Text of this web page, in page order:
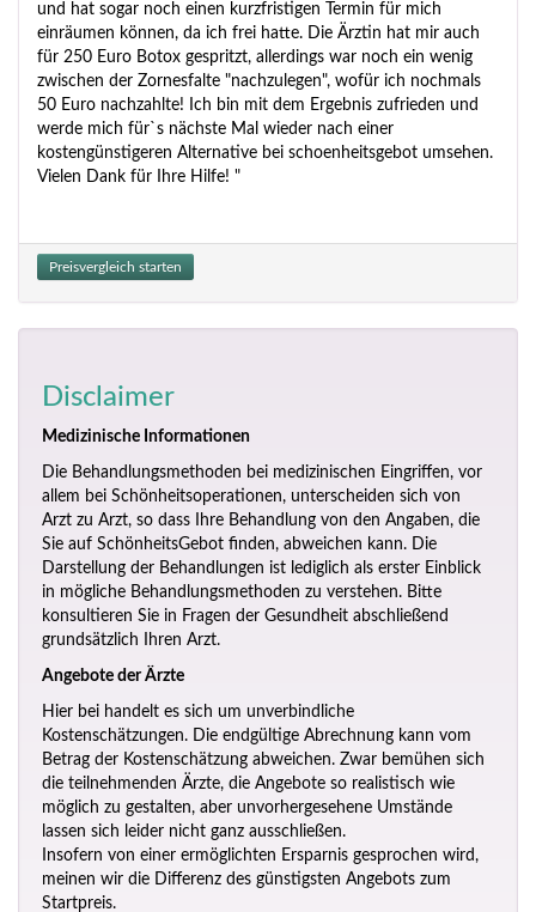
und hat sogar noch einen kurzfristigen Termin für mich
einräumen können, da ich frei hatte. Die Ärztin hat mir auch
für 250 Euro Botox gespritzt, allerdings war noch ein wenig
zwischen der Zornesfalte "nachzulegen", wofür ich nochmals
50 Euro nachzahlte! Ich bin mit dem Ergebnis zufrieden und
werde mich für`s nächste Mal wieder nach einer
kostengünstigeren Alternative bei schoenheitsgebot umsehen.
Vielen Dank für Ihre Hilfe! "
Preisvergleich starten
Disclaimer
Medizinische Informationen
Die Behandlungsmethoden bei medizinischen Eingriffen, vor
allem bei Schönheitsoperationen, unterscheiden sich von
Arzt zu Arzt, so dass Ihre Behandlung von den Angaben, die
Sie auf SchönheitsGebot finden, abweichen kann. Die
Darstellung der Behandlungen ist lediglich als erster Einblick
in mögliche Behandlungsmethoden zu verstehen. Bitte
konsultieren Sie in Fragen der Gesundheit abschließend
grundsätzlich Ihren Arzt.
Angebote der Ärzte
Hier bei handelt es sich um unverbindliche
Kostenschätzungen. Die endgültige Abrechnung kann vom
Betrag der Kostenschätzung abweichen. Zwar bemühen sich
die teilnehmenden Ärzte, die Angebote so realistisch wie
möglich zu gestalten, aber unvorhergesehene Umstände
lassen sich leider nicht ganz ausschließen.
Insofern von einer ermöglichten Ersparnis gesprochen wird,
meinen wir die Differenz des günstigsten Angebots zum
Startpreis.